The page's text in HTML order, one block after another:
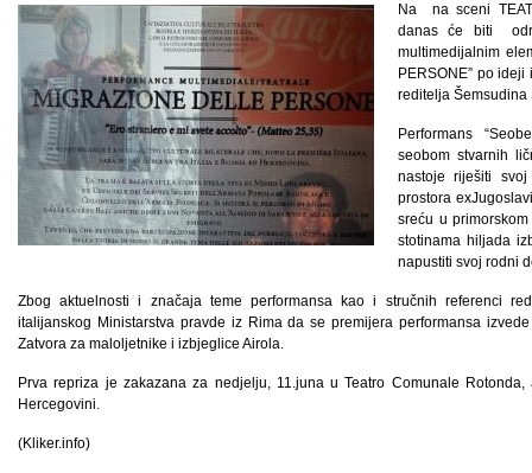
Na na sceni
danas će biti
multimedijalnim
PERSONE” po
reditelja Šemsudina
Performans
seobom stvarnih
nastoje riješiti
prostora
sreću u
stotinama hiljada
napustiti svoj rodni
Zbog aktuelnosti i značaja teme performansa kao i stručnih referenci
italijanskog Ministarstva pravde iz Rima da se premijera performansa
Zatvora za maloljetnike i izbjeglice Airola.
Prva repriza je zakazana za nedjelju, 11.juna u Teatro Comunale
Hercegovini.
(Kliker.info)